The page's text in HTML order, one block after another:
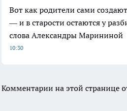
Вот как родители сами
— и в старости остаются у
слова Александры Марининой
10:30
Комментарии на этой странице